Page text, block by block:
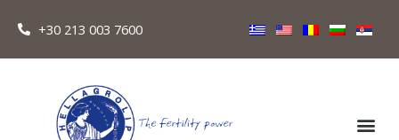
+30 213 003 7600